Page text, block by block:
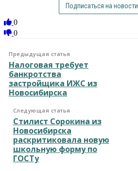
Подписаться на новости
0
0
Предыдущая статья
Налоговая требует
банкротства
застройщика ИЖС из
Новосибирска
Следующая статья
Стилист Сорокина из
Новосибирска
раскритиковала новую
школьную форму по
ГОСТу